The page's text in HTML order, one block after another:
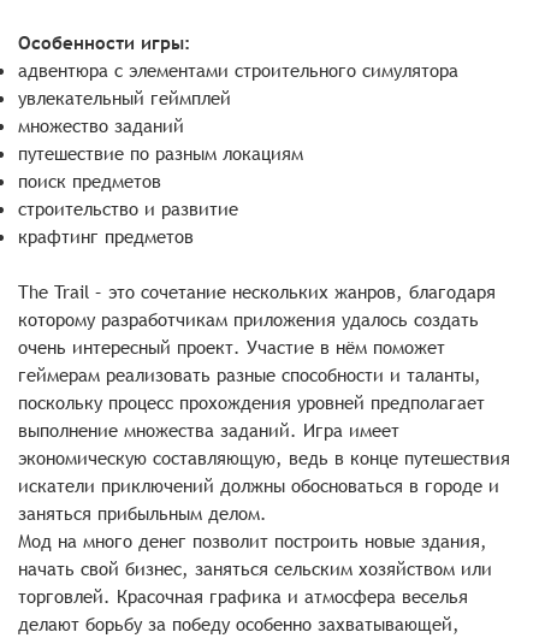
Особенности игры:
адвентюра с элементами строительного симулятора
увлекательный геймплей
множество заданий
путешествие по разным локациям
поиск предметов
строительство и развитие
крафтинг предметов
The Trail – это сочетание нескольких жанров, благодаря
которому разработчикам приложения удалось создать
очень интересный проект. Участие в нём поможет
геймерам реализовать разные способности и таланты,
поскольку процесс прохождения уровней предполагает
выполнение множества заданий. Игра имеет
экономическую составляющую, ведь в конце путешествия
искатели приключений должны обосноваться в городе и
заняться прибыльным делом.
Мод на много денег позволит построить новые здания,
начать свой бизнес, заняться сельским хозяйством или
торговлей. Красочная графика и атмосфера веселья
делают борьбу за победу особенно захватывающей,